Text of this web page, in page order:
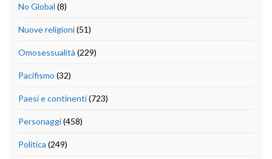
No Global (8)
Nuove religioni(51)
Omosessualità (229)
Pacifismo (32)
Paesi e continenti(723)
Personaggi(458)
Politica (249)